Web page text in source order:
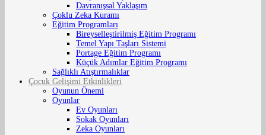
Davranışsal Yaklaşım
Çoklu Zeka Kuramı
Eğitim Programları
Bireyselleştirilmiş Eğitim Programı
Temel Yapı Taşları Sistemi
Portage Eğitim Programı
Küçük Adımlar Eğitim Programı
Sağlıklı Atıştırmalıklar
Çocuk Gelişimi Etkinlikleri
Oyunun Önemi
Oyunlar
Ev Oyunları
Sokak Oyunları
Zeka Oyunları